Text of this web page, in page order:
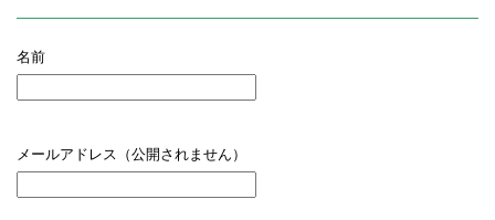
名前
メールアドレス（公開されません）